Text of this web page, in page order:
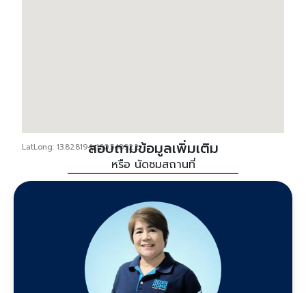
LatLong: 13.828194, 100.548922สอบถามข้อมูลเพิ่มเติม
หรือ นัดชมสถานที่